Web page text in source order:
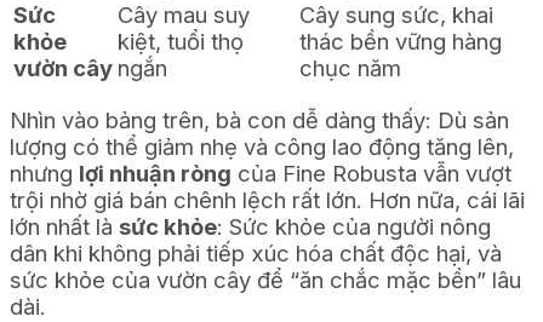
Sức
khỏe
vườn cây
Cây mau suy
kiệt, tuổi thọ
ngắn
Cây sung sức, khai
thác bền vững hàng
chục năm
Nhìn vào bảng trên, bà con dễ dàng thấy: Dù sản
lượng có thể giảm nhẹ và công lao động tăng lên,
nhưng lợi nhuận ròng của Fine Robusta vẫn vượt
trội nhờ giá bán chênh lệch rất lớn. Hơn nữa, cái lãi
lớn nhất là sức khỏe: Sức khỏe của người nông
dân khi không phải tiếp xúc hóa chất độc hại, và
sức khỏe của vườn cây để “ăn chắc mặc bền” lâu
dài.